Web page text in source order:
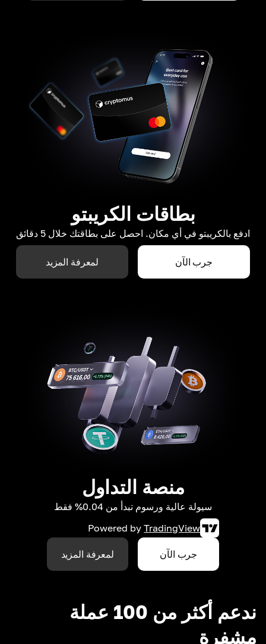
بطاقات الكريبتو
ادفع بالكريبتو في أي مكان. احصل على بطاقتك خلال 5 دقائق
جرب الآن لمعرفة المزيد
منصة التداول
سيولة عالية ورسوم تبدأ من 0.04% فقط
Powered by TradingView
جرب الآن لمعرفة المزيد
ندعم أكثر من 100 عملة
مشفرة